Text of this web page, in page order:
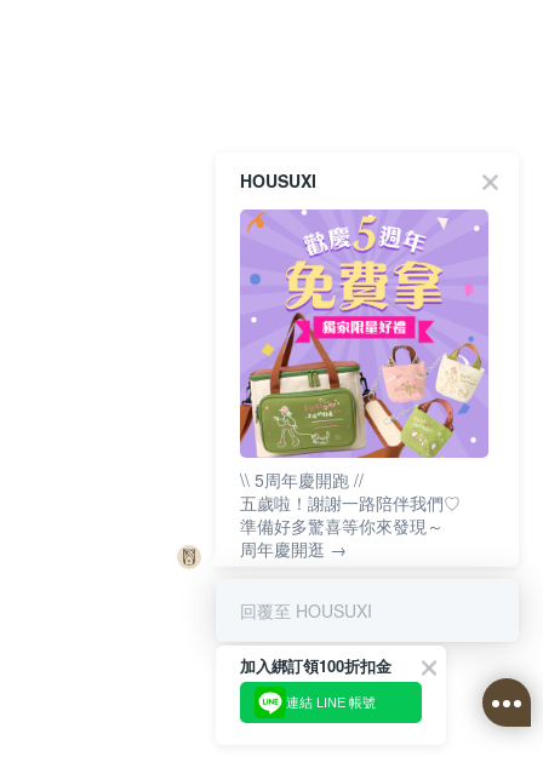
HOUSUXI
\\ 5周年慶開跑 //
五歲啦！謝謝一路陪伴我們♡
準備好多驚喜等你來發現～
周年慶開逛 →
回覆至 HOUSUXI
加入綁訂領100折扣金
連結 LINE 帳號